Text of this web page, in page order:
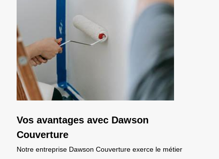
Vos avantages avec Dawson
Couverture
Notre entreprise Dawson Couverture exerce le métier